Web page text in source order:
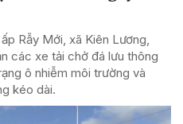
Rẫy Mới, xã Kiên Lương,
các xe tải chở đá lưu thông
ô nhiễm môi trường và
kéo dài.